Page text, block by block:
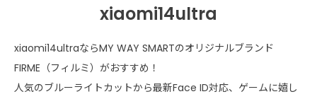
xiaomi14ultra
xiaomi14ultraならMY WAY SMARTのオリジナルブランド
FIRME（フィルミ）がおすすめ！
人気のブルーライトカットから最新Face ID対応、ゲームに嬉し